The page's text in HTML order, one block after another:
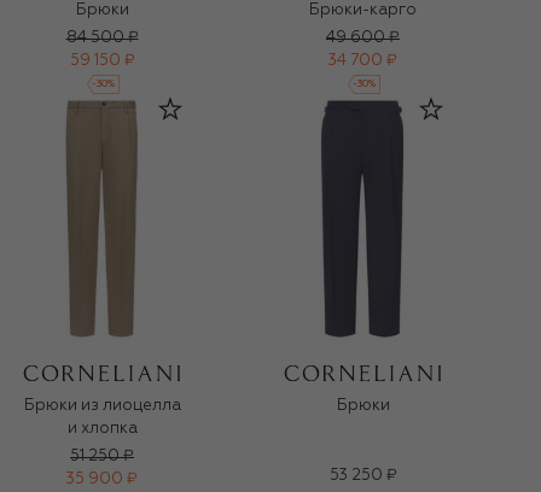
Брюки
84 500 ₽
59 150 ₽
-30%
Брюки-карго
49 600 ₽
34 700 ₽
-30%
Брюки из лиоцелла
и хлопка
51 250 ₽
35 900 ₽
Брюки
53 250 ₽